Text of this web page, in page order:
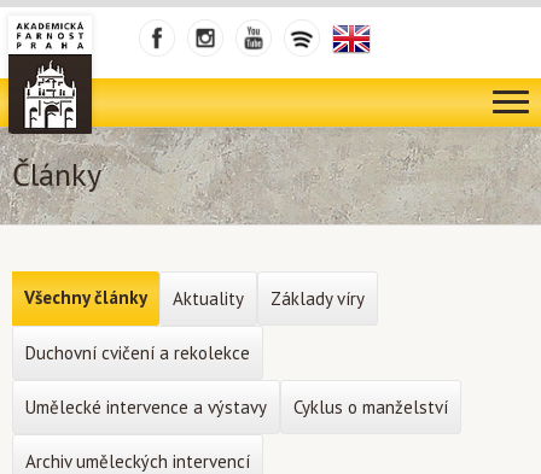
Články
Všechny články Aktuality Základy víry
Duchovní cvičení a rekolekce
Umělecké intervence a výstavy Cyklus o manželství
Archiv uměleckých intervencí